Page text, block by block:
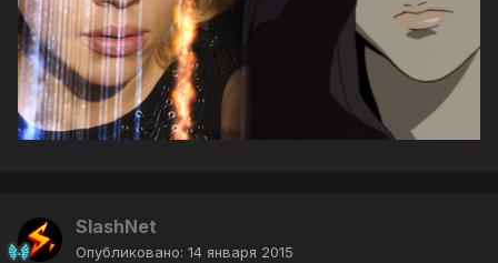
SlashNet
Опубликовано: 14 января 2015